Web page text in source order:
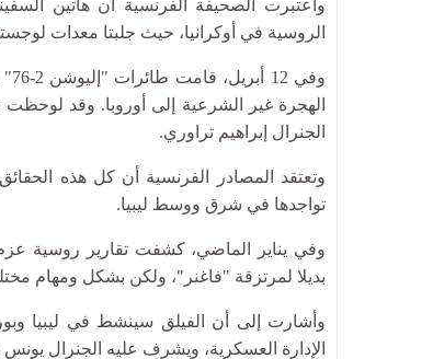
واعتبرت الصحيفة الفرنسية أن هاتين
الروسية في أوكرانيا، حيث جلبتا معدات
الهجرة غير الشرعية إلى أوروبا. وقد
الجنرال إبراهيم تراوري.
وتعتقد المصادر الفرنسية أن كل هذه
تواجدها في شرق ووسط ليبيا.
وفي يناير الماضي، كشفت تقارير روسية
بديلا لمرتزقة "فاغنر"، ولكن بشكل ومهام
وأشارت إلى أن الفيلق سينشط في ليبيا
الإدارة العسكرية، ويشرف عليه الجنرال